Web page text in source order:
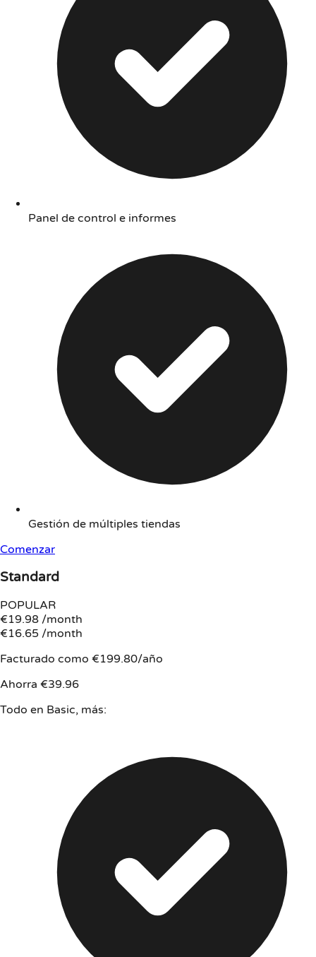
Panel de control e informes
Gestión de múltiples tiendas
Comenzar
Standard
POPULAR
€19.98 /month
€16.65 /month
Facturado como €199.80/año
Ahorra €39.96
Todo en Basic, más: